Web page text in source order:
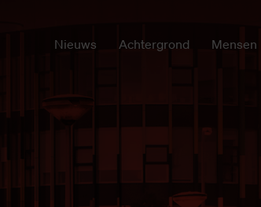
Nieuws Achtergrond Mensen